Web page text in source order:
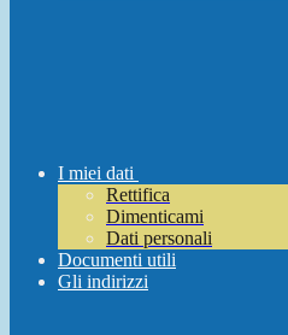
I miei dati
Rettifica
Dimenticami
Dati personali
Documenti utili
Gli indirizzi